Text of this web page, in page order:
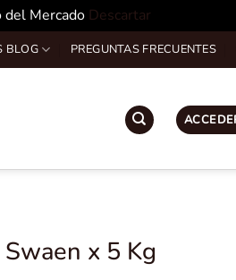
del Mercado Descartar
BLOG PREGUNTAS FRECUENTES
x 5 Kg